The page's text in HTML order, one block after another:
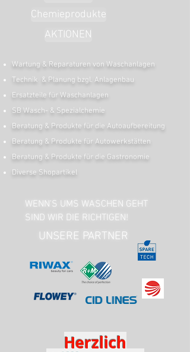
Chemieprodukte
AKTIONEN
WENN'S UMS WASCHEN GEHT
SIND WIR DIE RICHTIGEN!
Wartung & Reparaturen von Waschanlagen
Technik & Planung bzgl. Anlagenbau
Ersatzteile für Waschanlagen
SB Wasch- & Spezialchemie
Beratung & Produkte für die Autoaufbereitung
Beratung & Produkte für Autowerkstätten
Beratung & Produkte für die Gastronomie
Diverse Shopartikel
UNSERE PARTNER
Herzlich